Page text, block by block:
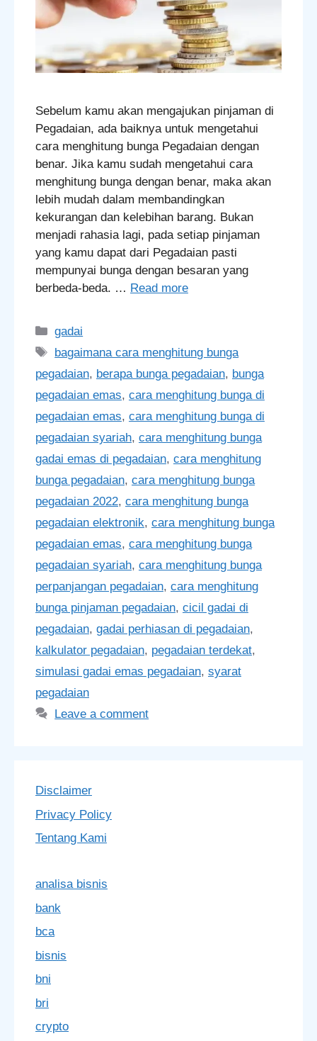
Sebelum kamu akan mengajukan pinjaman di
Pegadaian, ada baiknya untuk mengetahui
cara menghitung bunga Pegadaian dengan
benar. Jika kamu sudah mengetahui cara
menghitung bunga dengan benar, maka akan
lebih mudah dalam membandingkan
kekurangan dan kelebihan barang. Bukan
menjadi rahasia lagi, pada setiap pinjaman
yang kamu dapat dari Pegadaian pasti
mempunyai bunga dengan besaran yang
berbeda-beda. … Read more
Categories
gadai
Tags
bagaimana cara menghitung bunga
pegadaian, berapa bunga pegadaian, bunga
pegadaian emas, cara menghitung bunga di
pegadaian emas, cara menghitung bunga di
pegadaian syariah, cara menghitung bunga
gadai emas di pegadaian, cara menghitung
bunga pegadaian, cara menghitung bunga
pegadaian 2022, cara menghitung bunga
pegadaian elektronik, cara menghitung bunga
pegadaian emas, cara menghitung bunga
pegadaian syariah, cara menghitung bunga
perpanjangan pegadaian, cara menghitung
bunga pinjaman pegadaian, cicil gadai di
pegadaian, gadai perhiasan di pegadaian,
kalkulator pegadaian, pegadaian terdekat,
simulasi gadai emas pegadaian, syarat
pegadaian
Leave a comment
Disclaimer
Privacy Policy
Tentang Kami
analisa bisnis
bank
bca
bisnis
bni
bri
crypto